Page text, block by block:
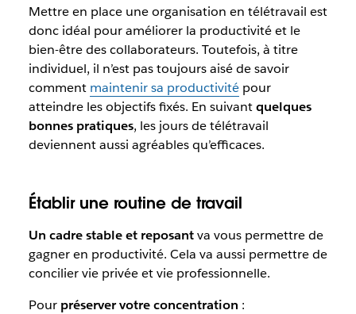
Mettre en place une organisation en télétravail est
donc idéal pour améliorer la productivité et le
bien-être des collaborateurs. Toutefois, à titre
individuel, il n’est pas toujours aisé de savoir
comment maintenir sa productivitépour
atteindre les objectifs fixés. En suivantquelques
bonnes pratiques, les jours de télétravail
deviennent aussi agréables qu’efficaces.
Établir une routine de travail
Un cadre stable et reposantva vous permettre de
gagner en productivité. Cela va aussi permettre de
concilier vie privée et vie professionnelle.
Pour préserver votre concentration :